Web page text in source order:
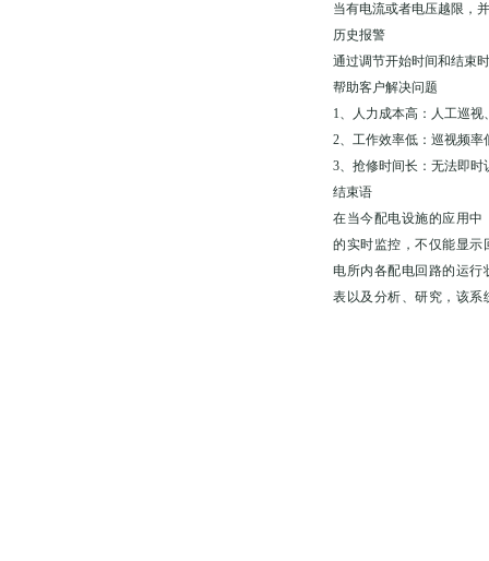
当有电流或者电压越限，
历史报警
通过调节开始时间和结束
帮助客户解决问题
1、人力成本高：人工巡
2、工作效率低：巡视频
3、抢修时间长：无法即
结束语
在当今配电设施的应用
的实时监控，不仅能显
电所内各配电回路的运
表以及分析、研究，该